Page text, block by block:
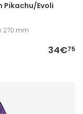
Pikachu/Evoli
270 mm
34€75